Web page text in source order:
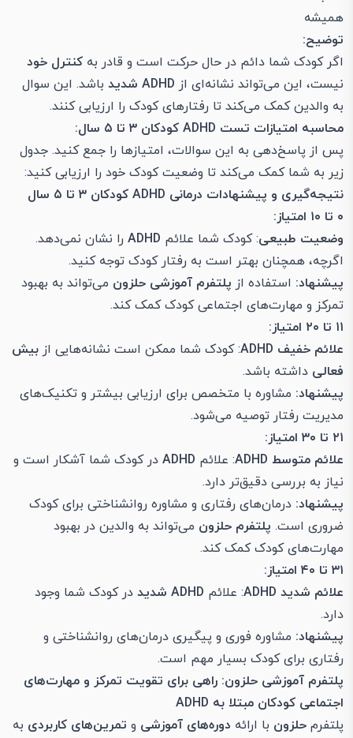
همیشه
توضیح:
اگر کودک شما دائم در حال حرکت است و قادر به کنترل خود
نیست، این می‌تواند نشانه‌ای از ADHD شدید
باشد. این سوال
به والدین کمک می‌کند تا رفتارهای کودک را ارزیابی کنند.
محاسبه امتیازات تست ADHD کودکان ۳ تا ۵ سال:
پس از پاسخ‌دهی به این سوالات، امتیازها را جمع کنید. جدول
زیر به شما کمک می‌کند تا وضعیت کودک خود را ارزیابی کنید:
نتیجه‌گیری و پیشنهادات درمانی ADHD کودکان ۳ تا ۵ سال
۰ تا ۱۰ امتیاز:
وضعیت طبیعی: کودک شما علائم ADHD را نشان نمی‌دهد.
اگرچه، همچنان بهتر است به رفتار کودک توجه کنید.
پیشنهاد: استفاده از پلتفرم آموزشی حلزون می‌تواند به بهبود
تمرکز و مهارت‌های اجتماعی کودک کمک کند.
۱۱ تا ۲۰ امتیاز:
علائم خفیف ADHD
: کودک شما ممکن است نشانه‌هایی از بیش
فعالی داشته باشد.
پیشنهاد: مشاوره با متخصص برای ارزیابی بیشتر و تکنیک‌های
مدیریت رفتار توصیه می‌شود.
۲۱ تا ۳۰ امتیاز:
علائم متوسط ADHD
: علائم ADHD در کودک شما آشکار است و
نیاز به بررسی دقیق‌تر دارد.
پیشنهاد: درمان‌های رفتاری و مشاوره روانشناختی برای کودک
ضروری است. پلتفرم حلزون می‌تواند به والدین در بهبود
مهارت‌های کودک کمک کند.
۳۱ تا ۴۰ امتیاز:
علائم شدید ADHD
: علائم ADHD شدید
در کودک شما وجود
دارد.
پیشنهاد: مشاوره فوری و پیگیری درمان‌های روانشناختی و
رفتاری برای کودک بسیار مهم است.
پلتفرم آموزشی حلزون: راهی برای تقویت تمرکز و مهارت‌های
اجتماعی کودکان مبتلا به ADHD
پلتفرم حلزون با ارائه دوره‌های آموزشی و تمرین‌های کاربردی به